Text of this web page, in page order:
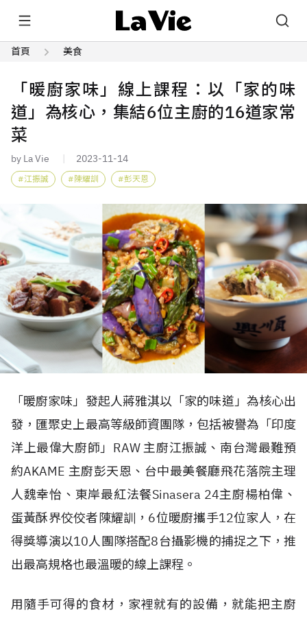
首頁 美食
「暖廚家味」線上課程：以「家的味
道」為核心，集結6位主廚的16道家常
菜
by La Vie 2023-11-14
江振誠 陳耀訓 彭天恩
「暖廚家味」發起人蔣雅淇以「家的味道」為核心出
發，匯聚史上最高等級師資團隊，包括被譽為「印度
洋上最偉大廚師」RAW 主廚江振誠、南台灣最難預
約AKAME 主廚彭天恩、台中最美餐廳飛花落院主理
人魏幸怡、東岸最紅法餐Sinasera 24主廚楊柏偉、
蛋黃酥界佼佼者陳耀訓，6位暖廚攜手12位家人，在
得獎導演以10人團隊搭配8台攝影機的捕捉之下，推
出最高規格也最溫暖的線上課程。
用隨手可得的食材，家裡就有的設備，就能把主廚